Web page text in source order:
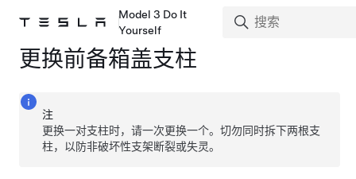
Model 3 Do It
Yourself
更换前备箱盖支柱
注
更换一对支柱时，请一次更换一个。切勿同时拆下两根支
柱，以防非破坏性支架断裂或失灵。